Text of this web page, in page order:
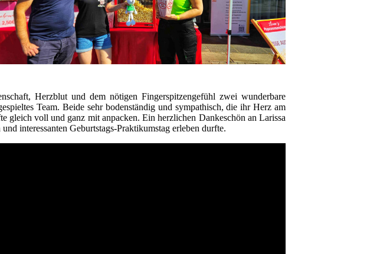
Herzblut und dem nötigen Fingerspitzengefühl zwei wunderbare
Team. Beide sehr bodenständig und sympathisch, die ihr Herz am
gleich voll und ganz mit anpacken. Ein herzlichen Dankeschön an Larissa
interessanten Geburtstags-Praktikumstag erleben durfte.